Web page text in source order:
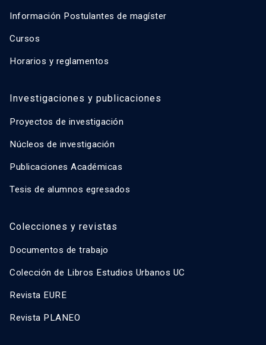
Información Postulantes de magíster
Cursos
Horarios y reglamentos
Investigaciones y publicaciones
Proyectos de investigación
Núcleos de investigación
Publicaciones Académicas
Tesis de alumnos egresados
Colecciones y revistas
Documentos de trabajo
Colección de Libros Estudios Urbanos UC
Revista EURE
Revista PLANEO